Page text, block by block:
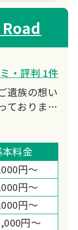
・評判 1件
遺族の想い
ておりま
費の軽減や
業まごころ
をいただい
るよう尽力
本料金
円～
円～
円～
円～